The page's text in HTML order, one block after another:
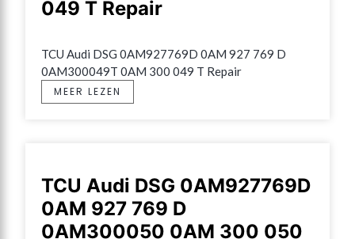
049 T Repair
TCU Audi DSG 0AM927769D 0AM 927 769 D
0AM300049T 0AM 300 049 T Repair
MEER LEZEN
TCU Audi DSG 0AM927769D
0AM 927 769 D
0AM300050 0AM 300 050